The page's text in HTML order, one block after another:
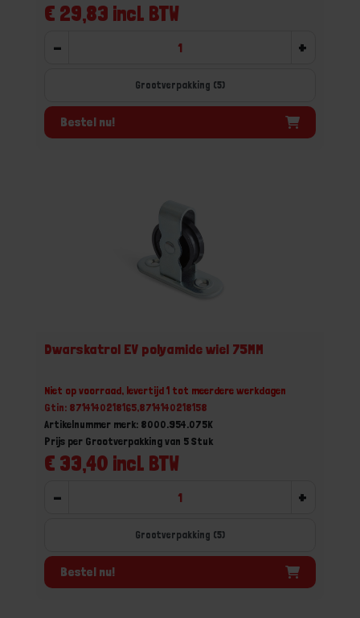
€ 29,83 incl. BTW
- +
Grootverpakking (5)
Bestel nu!
Dwarskatrol EV polyamide wiel 75MM
Niet op voorraad, levertijd 1 tot meerdere werkdagen
Gtin: 8714140218165,8714140218158
Artikelnummer merk: 8000.954.075K
€ 33,40 incl. BTW
Prijs per Grootverpakking van 5 Stuk
- +
Grootverpakking (5)
Bestel nu!